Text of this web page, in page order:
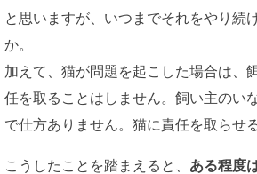
と思いますが、いつまでそれをやり続
か。
加えて、猫が問題を起こした場合は、
任を取ることはしません。飼い主のい
で仕方ありません。猫に責任を取らせ
こうしたことを踏まえると、 ある程度